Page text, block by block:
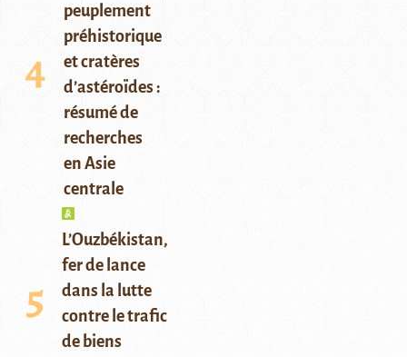
peuplement
préhistorique
et cratères
d’astéroïdes :
résumé de
recherches
en Asie
centrale
L’Ouzbékistan,
fer de lance
dans la lutte
contre le trafic
de biens